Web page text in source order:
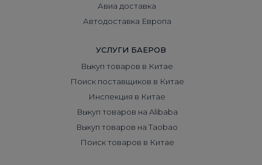
Авиа доставка
Автодоставка Европа
УСЛУГИ БАЕРОВ
Выкуп товаров в Китае
Поиск поставщиков в Китае
Инспекция в Китае
Выкуп товаров на Alibaba
Выкуп товаров на Taobao
Поиск товаров в Китае